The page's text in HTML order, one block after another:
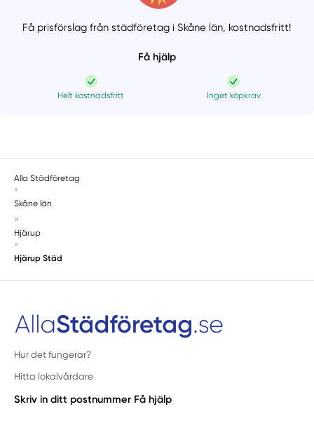
Få prisförslag från städföretag i Skåne län, kostnadsfritt!
Få hjälp
Helt kostnadsfritt Inget köpkrav
Alla Städföretag
»
Skåne län
»
Hjärup
»
Hjärup Städ
Hur det fungerar?
Hitta lokalvårdare
Skriv in ditt postnummer Få hjälp